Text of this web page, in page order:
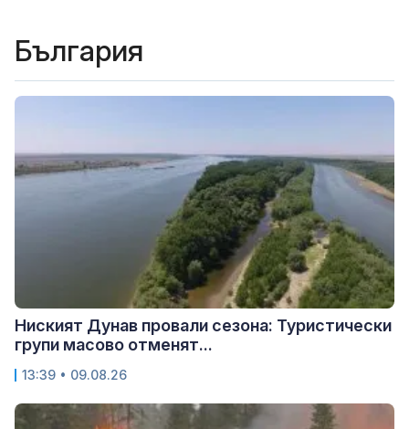
България
Ниският Дунав провали сезона: Туристически
групи масово отменят...
13:39 • 09.08.26